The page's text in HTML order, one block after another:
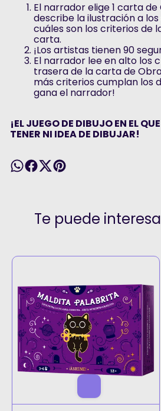
El narrador elige 1 carta
describe la ilustración a
cuáles son los criterios de
carta.
¡Los artistas tienen 90
El narrador lee en alto los
trasera de la carta de
más criterios cumplan los
gana el narrador!
¡EL JUEGO DE DIBUJO EN EL
TENER NI IDEA DE DIBUJAR!
Te puede